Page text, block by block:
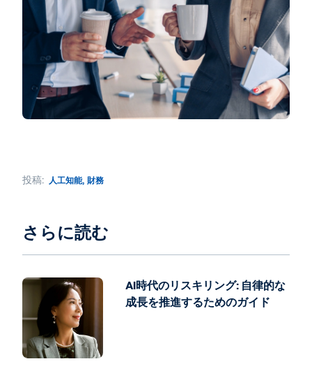
投稿: 人工知能, 財務
さらに読む
AI時代のリスキリング: 自律的な
成長を推進するためのガイド